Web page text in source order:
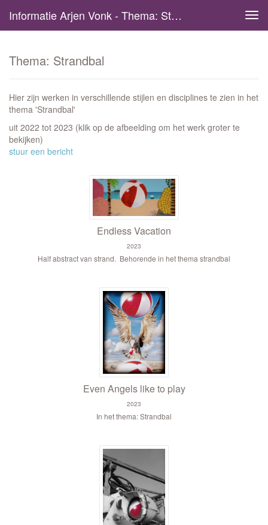
Informatie Arjen Vonk - Thema: Strandbal
Thema: Strandbal
Hier zijn werken in verschillende stijlen en disciplines te zien in het
thema 'Strandbal'
uit 2022 tot 2023 (klik op de afbeelding om het werk groter te
bekijken)
stuur een bericht
Endless Vacation
2023
Half abstract van strand. Behorende in het thema strandbal
Even Angels like to play
2023
In het thema: Strandbal